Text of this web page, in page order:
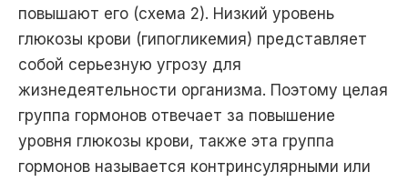
повышают его (схема 2). Низкий уровень
глюкозы крови (гипогликемия) представляет
собой серьезную угрозу для
жизнедеятельности организма. Поэтому целая
группа гормонов отвечает за повышение
уровня глюкозы крови, также эта группа
гормонов называется контринсулярными или